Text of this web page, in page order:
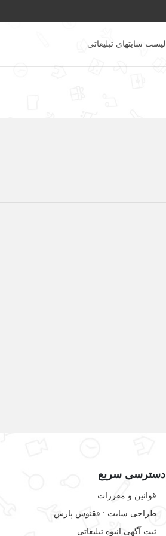
لیست سایتهای تبلیغاتی
دسترسی سریع
قوانین و مقررات
طراحی سایت : ققنوس پارس
ثبت آگهی انبوه تبلیغاتی